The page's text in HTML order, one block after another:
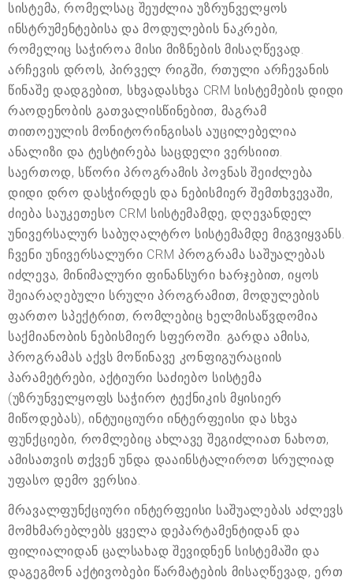
სისტემა, რომელსაც შეუძლია უზრუნველყოს
ინსტრუმენტებისა და მოდულების ნაკრები,
რომელიც საჭიროა მისი მიზნების მისაღწევად.
არჩევის დროს, პირველ რიგში, რთული არჩევანის
წინაშე დადგებით, სხვადასხვა CRM სისტემების დიდი
რაოდენობის გათვალისწინებით, მაგრამ
თითოეულის მონიტორინგისას აუცილებელია
ანალიზი და ტესტირება საცდელი ვერსიით.
საერთოდ, სწორი პროგრამის პოვნას შეიძლება
დიდი დრო დასჭირდეს და ნებისმიერ შემთხვევაში,
ძიება საუკეთესო CRM სისტემამდე, დღევანდელ
უნივერსალურ საბუღალტრო სისტემამდე მიგვიყვანს.
ჩვენი უნივერსალური CRM პროგრამა საშუალებას
იძლევა, მინიმალური ფინანსური ხარჯებით, იყოს
შეიარაღებული სრული პროგრამით, მოდულების
ფართო სპექტრით, რომლებიც ხელმისაწვდომია
საქმიანობის ნებისმიერ სფეროში. გარდა ამისა,
პროგრამას აქვს მოწინავე კონფიგურაციის
პარამეტრები, აქტიური საძიებო სისტემა
(უზრუნველყოფს საჭირო ტექნიკის მყისიერ
მიწოდებას), ინტუიციური ინტერფეისი და სხვა
ფუნქციები, რომლებიც ახლავე შეგიძლიათ ნახოთ,
ამისათვის თქვენ უნდა დააინსტალიროთ სრულიად
უფასო დემო ვერსია.
მრავალფუნქციური ინტერფეისი საშუალებას აძლევს
მომხმარებლებს ყველა დეპარტამენტიდან და
ფილიალიდან ცალსახად შევიდნენ სისტემაში და
დაგეგმონ აქტივობები წარმატების მისაღწევად, ერთ